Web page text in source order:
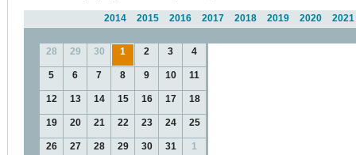
2021
2020
2019
2018
2017
2016
2015
2014
28 29 30 1 2 3 4
5 6 7 8 9 10 11
12 13 14 15 16 17 18
19 20 21 22 23 24 25
26 27 28 29 30 31 1